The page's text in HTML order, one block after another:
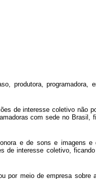
produtora, programadora,
de interesse coletivo não
com sede no Brasil,
e de sons e imagens e
de interesse coletivo,
por meio de empresa sobre